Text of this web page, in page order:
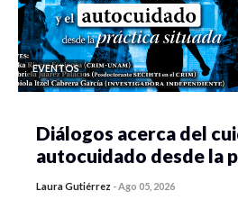
EVENTOS
Diálogos acerca del
autocuidado desde la
Laura Gutiérrez -Ago 05, 2026